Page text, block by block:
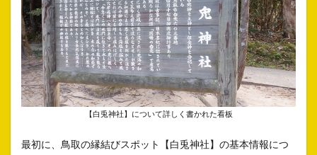
【白兎神社】について詳しく書かれた看板
最初に、鳥取の縁結びスポット【白兎神社】の基本情報につ